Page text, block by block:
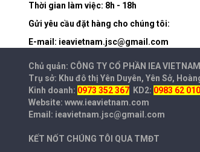
Thời gian làm việc: 8h - 18h
Gửi yêu cầu đặt hàng cho chúng tôi:
E-mail: ieavietnam.jsc@gmail.com
Chủ quản: CÔNG TY CỔ PHẦN IEAVIETNAM
Trụ sở: Khu đô thị Yên Duyên, Yên Sở,
Kinh doanh: 0973 352 367 KD2: 0983 62
Website: www.ieavietnam.com
Email: ieavietnam.jsc@gmail.com
KẾT NỐT CHÚNG TÔI QUA TMĐT